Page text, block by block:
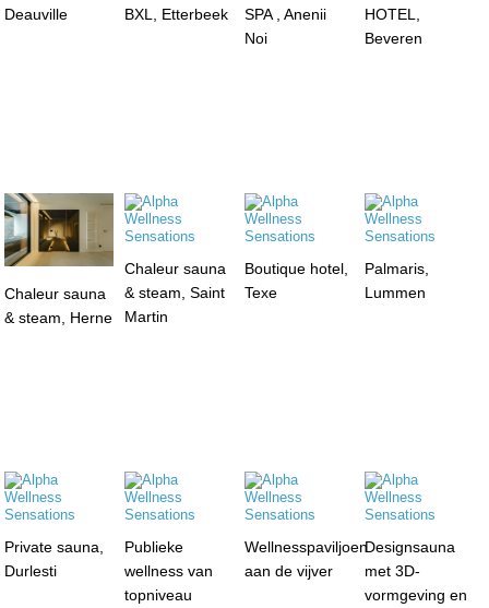
Deauville
BXL, Etterbeek
SPA , Anenii
Noi
HOTEL,
Beveren
Chaleur sauna
& steam, Herne
Chaleur sauna
& steam, Saint
Martin
Boutique hotel,
Texe
Palmaris,
Lummen
Private sauna,
Durlesti
Publieke
wellness van
topniveau
Wellnesspaviljoen
aan de vijver
Designsauna
met 3D-
vormgeving en